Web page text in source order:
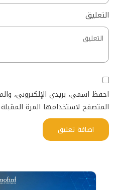
التعليق
احفظ اسمي، بريدي الإلكتروني،
المتصفح لاستخدامها المرة